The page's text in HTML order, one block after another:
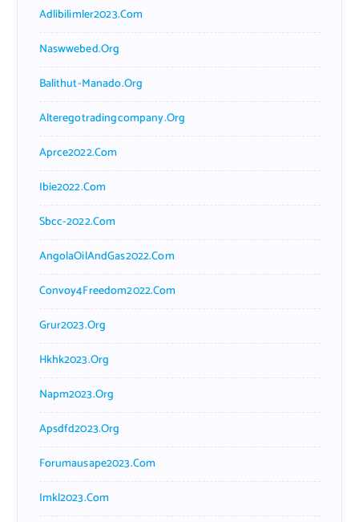
Adlibilimler2023.com
Naswwebed.org
Balithut-Manado.org
Alteregotradingcompany.org
Aprce2022.com
Ibie2022.com
Sbcc-2022.com
AngolaOilAndGas2022.com
Convoy4Freedom2022.com
Grur2023.org
Hkhk2023.org
Napm2023.org
Apsdfd2023.org
Forumausape2023.com
Imkl2023.com